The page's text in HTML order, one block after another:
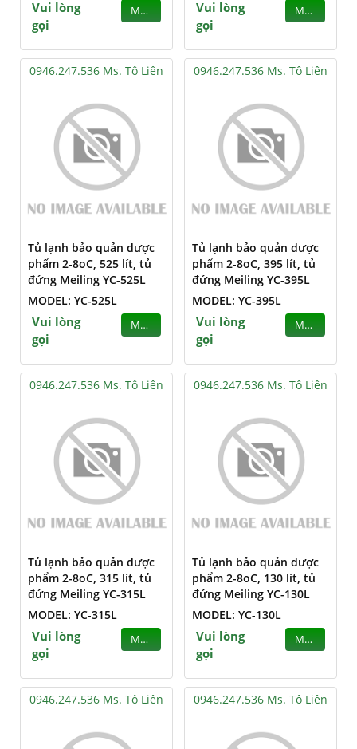
Vui lòng
gọi
MUA
Vui lòng
gọi
MUA
0946.247.536 Ms. Tô Liên
Tủ lạnh bảo quản dược
phẩm 2-8oC, 525 lít, tủ
đứng Meiling YC-525L
MODEL: YC-525L
Vui lòng
gọi
MUA
0946.247.536 Ms. Tô Liên
Tủ lạnh bảo quản dược
phẩm 2-8oC, 395 lít, tủ
đứng Meiling YC-395L
MODEL: YC-395L
Vui lòng
gọi
MUA
0946.247.536 Ms. Tô Liên
Tủ lạnh bảo quản dược
phẩm 2-8oC, 315 lít, tủ
đứng Meiling YC-315L
MODEL: YC-315L
Vui lòng
gọi
MUA
0946.247.536 Ms. Tô Liên
Tủ lạnh bảo quản dược
phẩm 2-8oC, 130 lít, tủ
đứng Meiling YC-130L
MODEL: YC-130L
Vui lòng
gọi
MUA
0946.247.536 Ms. Tô Liên 0946.247.536 Ms. Tô Liên